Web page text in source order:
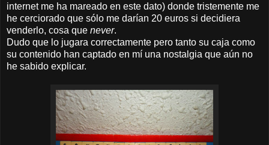
internet me ha mareado en este dato) donde tristemente me
he cerciorado que sólo me darían 20 euros si decidiera
venderlo, cosa que never.
Dudo que lo jugara correctamente pero tanto su caja como
su contenido han captado en mí una nostalgia que aún no
he sabido explicar.